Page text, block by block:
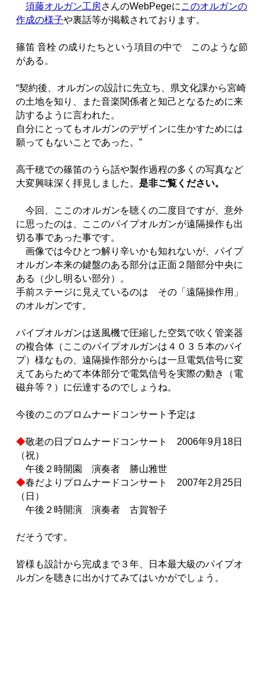
須藤オルガン工房さんのWebPegeに このオルガンの
作成の様子や裏話等が掲載されております。
篠笛 音栓 の成りたちという項目の中で このような節
がある。
“契約後、オルガンの設計に先立ち、県文化課から宮崎
の土地を知り、また音楽関係者と知己となるために来
訪するように言われた。
自分にとってもオルガンのデザインに生かすためには
願ってもないことであった。”
高千穂での篠笛のうら話や製作過程の多くの写真など
大変興味深く拝見しました。是非ご覧ください。
今回、ここのオルガンを聴くの二度目ですが、意外
に思ったのは、ここのパイプオルガンが遠隔操作も出
切る事であった事です。
画像では今ひとつ解り辛いかも知れないが、パイプ
オルガン本来の鍵盤のある部分は正面２階部分中央に
ある（少し明るい部分）。
手前ステージに見えているのは その「遠隔操作用」
のオルガンです。
パイプオルガンは送風機で圧縮した空気で吹く管楽器
の複合体（ここのパイプオルガンは４０３５本のパイ
プ）様なもの、遠隔操作部分からは一旦電気信号に変
えてあらためて本体部分で電気信号を実際の動き（電
磁弁等？）に伝達するのでしょうね。
今後のこのプロムナードコンサート予定は
◆敬老の日プロムナードコンサート 2006年9月18日
（祝）
午後２時開園 演奏者 勝山雅世
◆春だよりプロムナードコンサート 2007年2月25日
（日）
午後２時開演 演奏者 古賀智子
だそうです。
皆様も設計から完成まで３年、日本最大級のパイプオ
ルガンを聴きに出かけてみてはいかがでしょう。